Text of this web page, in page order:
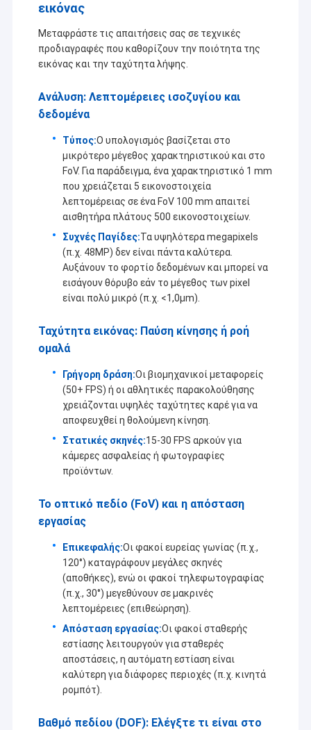
Ενότητα καμερών USB
Ενότητα καμερών MIPI
Ενότητα καμερών DVP
Σφαιρική ενότητα καμερών παραθυρόφυλλων
Ενότητα καμερών ενδοσκοπίων
Διπλή ενότητα καμερών φακών
Ενότητα καμερών αναγνώρισης προσώπου
ενότητα lap-top webcam
1MP ενότητα καμερών
5MP ενότητα καμερών
8MP ενότητα καμερών
13MP ενότητα καμερών
Οθόνη Μονούλης Καμερας
Ενότητα καμερών σμέουρων pi
εικόνας
Μεταφράστε τις απαιτήσεις σας σε τεχνικές
προδιαγραφές που καθορίζουν την ποιότητα της
εικόνας και την ταχύτητα λήψης.
Ανάλυση: Λεπτομέρειες ισοζυγίου και
δεδομένα
Τύπος:Ο υπολογισμός βασίζεται στο
μικρότερο μέγεθος χαρακτηριστικού και στο
FoV. Για παράδειγμα, ένα χαρακτηριστικό 1 mm
που χρειάζεται 5 εικονοστοιχεία
λεπτομέρειας σε ένα FoV 100 mm απαιτεί
αισθητήρα πλάτους 500 εικονοστοιχείων.
Συχνές Παγίδες:Τα υψηλότερα megapixels
(π.χ. 48MP) δεν είναι πάντα καλύτερα.
Αυξάνουν το φορτίο δεδομένων και μπορεί να
εισάγουν θόρυβο εάν το μέγεθος των pixel
είναι πολύ μικρό (π.χ. <1,0μm).
Ταχύτητα εικόνας: Παύση κίνησης ή ροή
ομαλά
Γρήγορη δράση:Οι βιομηχανικοί μεταφορείς
(50+ FPS) ή οι αθλητικές παρακολούθησης
χρειάζονται υψηλές ταχύτητες καρέ για να
αποφευχθεί η θολούμενη κίνηση.
Στατικές σκηνές:15-30 FPS αρκούν για
κάμερες ασφαλείας ή φωτογραφίες
προϊόντων.
Το οπτικό πεδίο (FoV) και η απόσταση
εργασίας
Επικεφαλής:Οι φακοί ευρείας γωνίας (π.χ.,
120°) καταγράφουν μεγάλες σκηνές
(αποθήκες), ενώ οι φακοί τηλεφωτογραφίας
(π.χ., 30°) μεγεθύνουν σε μακρινές
λεπτομέρειες (επιθεώρηση).
Απόσταση εργασίας:Οι φακοί σταθερής
εστίασης λειτουργούν για σταθερές
αποστάσεις, η αυτόματη εστίαση είναι
καλύτερη για διάφορες περιοχές (π.χ. κινητά
ρομπότ).
Βαθμό πεδίου (DOF): Ελέγξτε τι είναι στο